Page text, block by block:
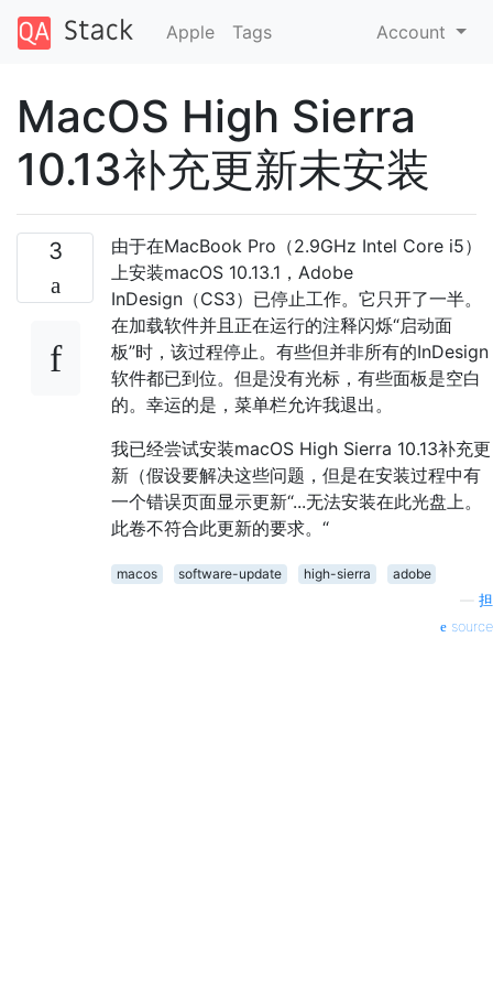
Apple Tags Account
MacOS High Sierra
10.13补充更新未安装
3
由于在MacBook Pro（2.9GHz Intel Core i5）
上安装macOS 10.13.1，Adobe
InDesign（CS3）已停止工作。它只开了一半。
在加载软件并且正在运行的注释闪烁“启动面
板”时，该过程停止。有些但并非所有的InDesign
软件都已到位。但是没有光标，有些面板是空白
的。幸运的是，菜单栏允许我退出。
我已经尝试安装macOS High Sierra 10.13补充更
新（假设要解决这些问题，但是在安装过程中有
一个错误页面显示更新“...无法安装在此光盘上。
此卷不符合此更新的要求。“
macos software-update high-sierra
adobe
担
source